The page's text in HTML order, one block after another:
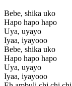
Bebe, shika uko
Hapo hapo hapo
Uya, uyayo
Iyaa, iyayooo
Bebe, shika uko
Hapo hapo hapo
Uya, uyayo
Iyaa, iyayooo